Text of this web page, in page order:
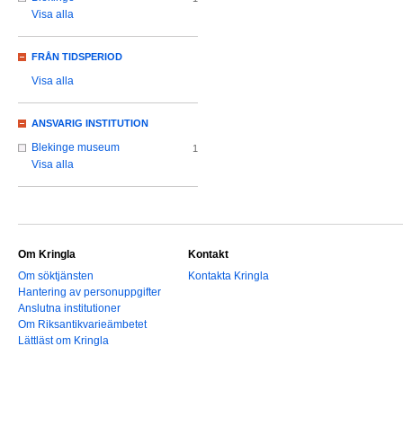
Visa alla
FRÅN TIDSPERIOD
Visa alla
ANSVARIG INSTITUTION
Blekinge museum 1
Visa alla
Om Kringla
Om söktjänsten
Hantering av personuppgifter
Anslutna institutioner
Om Riksantikvarieämbetet
Lättläst om Kringla
Kontakt
Kontakta Kringla